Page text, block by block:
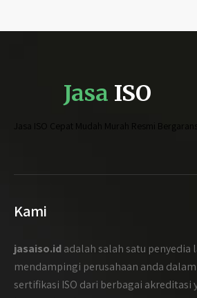
Jasa ISO
Jasa ISO Cepat Mudah Murah Resmi
Kami
jasaiso.id adalah salah satu penyedia
mendampingi perusahaan anda
sertifikasi ISO dari berbagai akreditasi